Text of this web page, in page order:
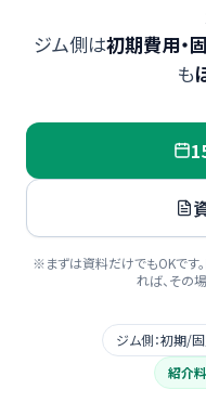
ジム側は初期費用・
も
※まずは資料だけでもOKです
れば、その
ジム側：初期/
紹介